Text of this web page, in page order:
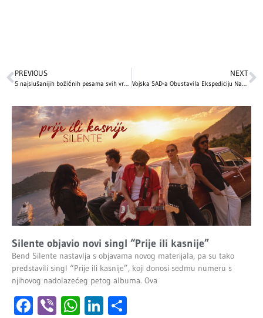
PREVIOUS
5 najslušanijih božićnih pesama svih vremena: Ovo su hitovi bez kojih ne možemo da zamislimo praznične dane
NEXT
Vojska SAD-a Obustavila Ekspediciju Nakon Letova Helikoptera Kraj Kuće Kid Rocka
Silente objavio novi singl “Prije ili kasnije”
Bend Silente nastavlja s objavama novog materijala, pa su tako
predstavili singl “Prije ili kasnije”, koji donosi sedmu numeru s
njihovog nadolazećeg petog albuma. Ova
Facebook
ViberWhatsApp
LinkedIn